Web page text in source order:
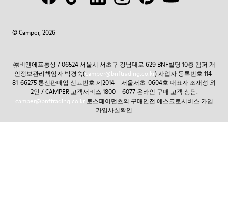
© Camper, 2026
㈜비엔에프통상 / 06524 서울시 서초구 강남대로 629 BNF빌딩 10층 캠퍼 개
인정보관리책임자 박경숙(camper@bnftrading.co.kr) 사업자 등록번호 114-
81-66275 통신판매업 신고번호 제2014 – 서울서초-0604호 대표자 조재성 외
2인 / CAMPER 고객서비스 1800 – 6077 온라인 구매 고객 상담:
camper@bnftrading.co.kr토스페이먼츠의 구매안전 에스크로서비스 가입
가입사실확인